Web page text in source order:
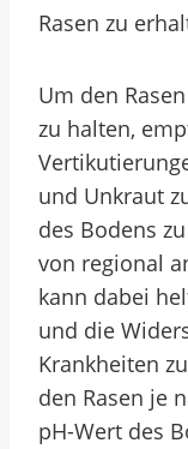
Rasen zu
Um den
zu halten,
und Unkraut
des Bodens
von regional
kann dabei
und die
Krankheiten
den Rasen je
pH-Wert des